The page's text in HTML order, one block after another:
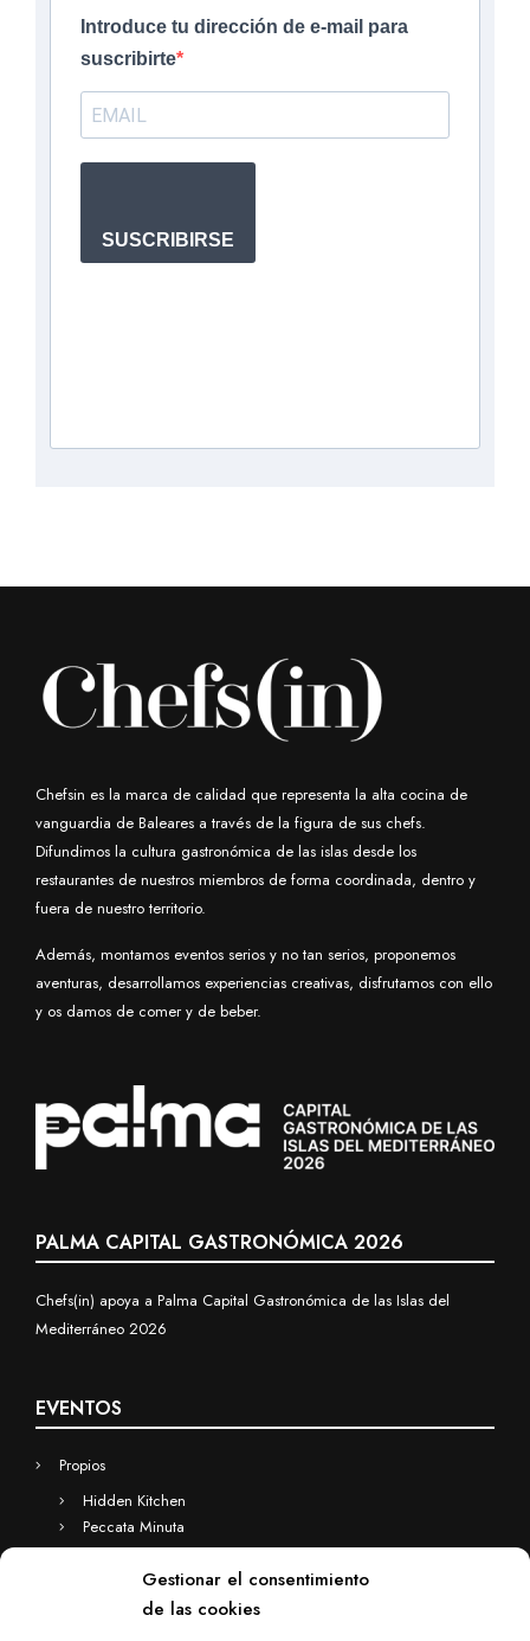
Gestionar el consentimiento
de las cookies
Introduce tu dirección de e-mail para
suscribirte
SUSCRIBIRSE
Chefsin es la marca de calidad que representa la alta cocina de
vanguardia de Baleares a través de la figura de sus chefs.
Difundimos la cultura gastronómica de las islas desde los
restaurantes de nuestros miembros de forma coordinada, dentro y
fuera de nuestro territorio.
Además, montamos eventos serios y no tan serios, proponemos
aventuras, desarrollamos experiencias creativas, disfrutamos con ello
y os damos de comer y de beber.
PALMA CAPITAL GASTRONÓMICA 2026
Chefs(in) apoya a Palma Capital Gastronómica de las Islas del
Mediterráneo 2026
EVENTOS
Propios
Hidden Kitchen
Peccata Minuta
Eventos a medida
Hidden Kitchen Business